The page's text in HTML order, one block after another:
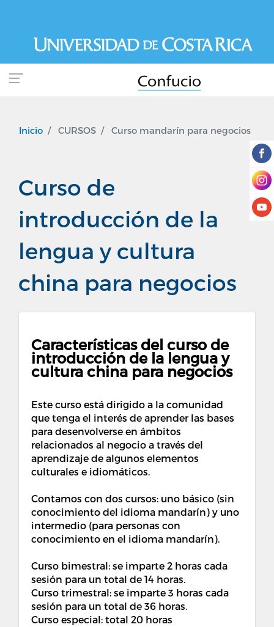
contenido
principal
Inicio CURSOS Curso mandarín para negocios
Curso de
introducción de la
lengua y cultura
china para negocios
Características del curso de
introducción de la lengua y
cultura china para negocios
Este curso está dirigido a la comunidad
que tenga el interés de aprender las bases
para desenvolverse en ámbitos
relacionados al negocio a través del
aprendizaje de algunos elementos
culturales e idiomáticos.
Contamos con dos cursos: uno básico (sin
conocimiento del idioma mandarín) y uno
intermedio (para personas con
conocimiento en el idioma mandarín).
Curso bimestral: se imparte 2 horas cada
sesión para un total de 14 horas.
Curso trimestral: se imparte 3 horas cada
sesión para un total de 36 horas.
Curso especial: total 20 horas